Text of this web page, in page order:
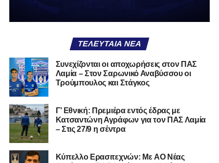
στις 26 Σεπτεμβρίου 2021.
Καλωσορίζουμε τον Βασίλη στην οικογένεια του
Σαρωνικού και του ευχόμαστε υγεία και πολλές
επιτυχίες.»
Η ανακοίνωση για τον Χρυσόστομο Στάγκο
«Ο Α.Ο. Σαρωνικός Αναβύσσου ανακοινώνει την
ΤΕΛΕΥΤΑΊΑ ΝΈΑ
Συνεχίζονται οι αποχωρήσεις στον ΠΑΣ
Λαμία – Στον Σαρωνικό Αναβύσσου οι
Τρούμπουλος και Στάγκος
Γ’ Εθνική: Πρεμιέρα εντός έδρας με
Κατσαντώνη Αγράφων για τον ΠΑΣ Λαμία
– Στις 27/9 η σέντρα
Kύπελλο Ερασιτεχνών: Με AO Nέας